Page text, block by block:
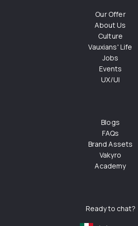
Our Offer
About Us
Culture
Vauxians' Life
Jobs
Events
UX/UI
Blogs
FAQs
Brand Assets
Vakyro
Academy
Ready to chat?